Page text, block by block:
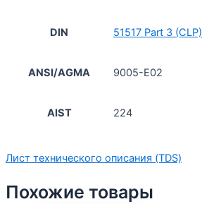
DIN 51517 Part 3 (CLP)
ANSI/AGMA 9005-E02
AIST 224
Лист технического описания (TDS)
Похожие товары